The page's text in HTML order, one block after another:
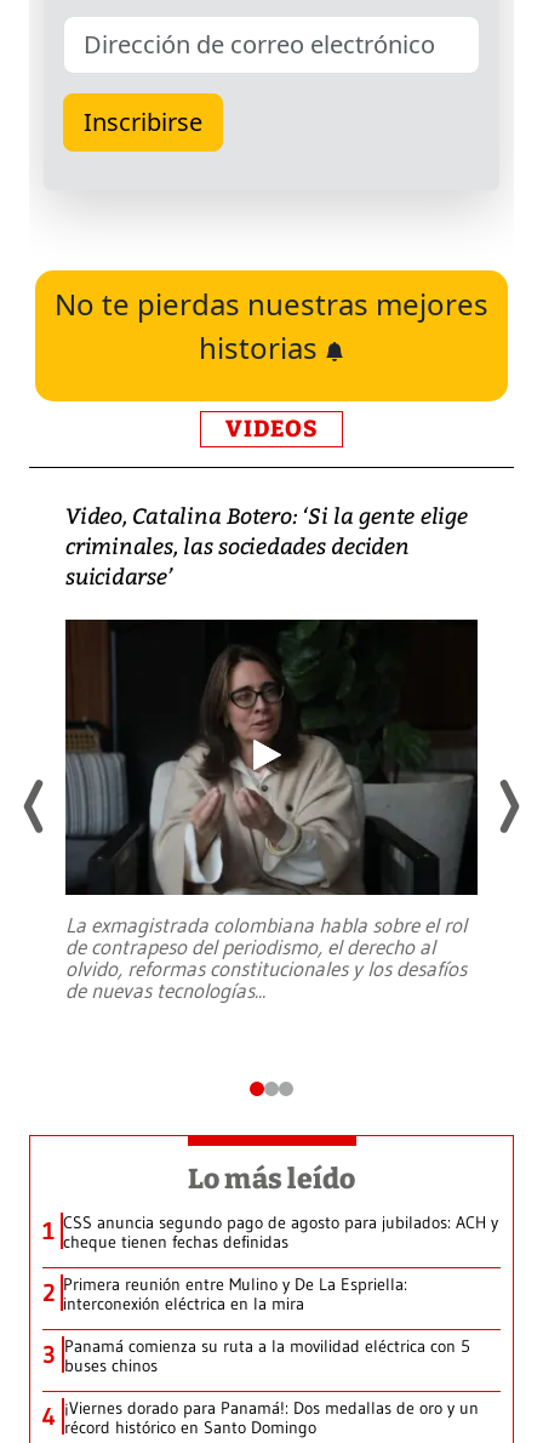
No te pierdas nuestras mejores
historias
VIDEOS
Video, Catalina Botero: ‘Si la gente elige
criminales, las sociedades deciden
suicidarse’
La exmagistrada colombiana habla sobre el rol
de contrapeso del periodismo, el derecho al
olvido, reformas constitucionales y los desafíos
de nuevas tecnologías...
Lo más leído
1 CSS anuncia segundo pago de agosto para jubilados: ACH y
cheque tienen fechas definidas
2 Primera reunión entre Mulino y De La Espriella:
interconexión eléctrica en la mira
3 Panamá comienza su ruta a la movilidad eléctrica con 5
buses chinos
4 ¡Viernes dorado para Panamá!: Dos medallas de oro y un
récord histórico en Santo Domingo